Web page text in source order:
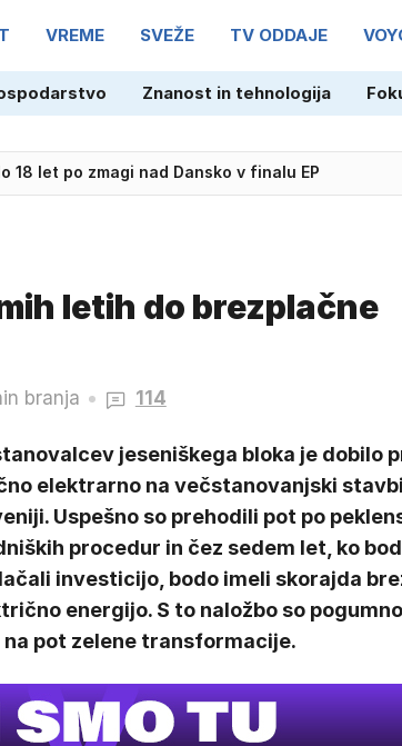
VREME SVEŽE TV ODDAJE
Znanost in tehnologija
18 let po zmagi nad Dansko v finalu EP
letih do brezplačne
branja 114
jeseniškega bloka je dobilo
elektrarno na večstanovanjski
Uspešno so prehodili pot po
procedur in čez sedem let, ko
investicijo, bodo imeli skorajda
energijo. S to naložbo so
pot zelene transformacije.